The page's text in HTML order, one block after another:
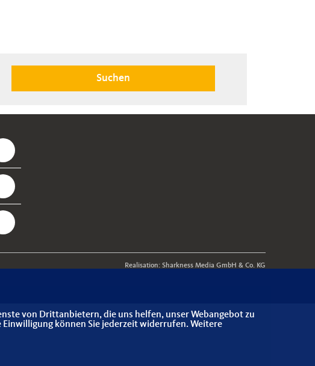
Realisation: Sharkness Media GmbH & Co. KG
von Drittanbietern, die uns helfen, unser Webangebot zu
können Sie jederzeit widerrufen. Weitere